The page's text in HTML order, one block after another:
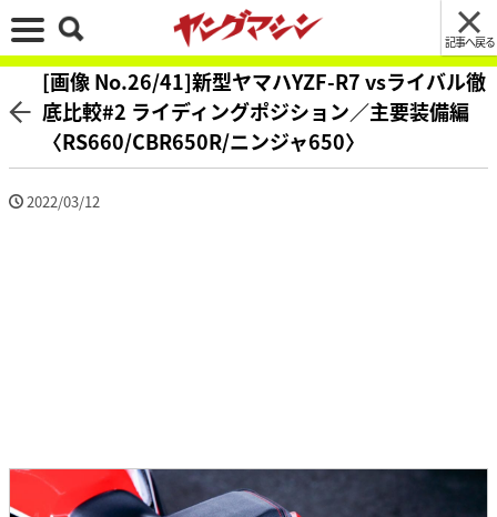
記事へ戻る
[画像 No.26/41]新型ヤマハYZF-R7 vsライバル徹
底比較#2 ライディングポジション／主要装備編
〈RS660/CBR650R/ニンジャ650〉
2022/03/12